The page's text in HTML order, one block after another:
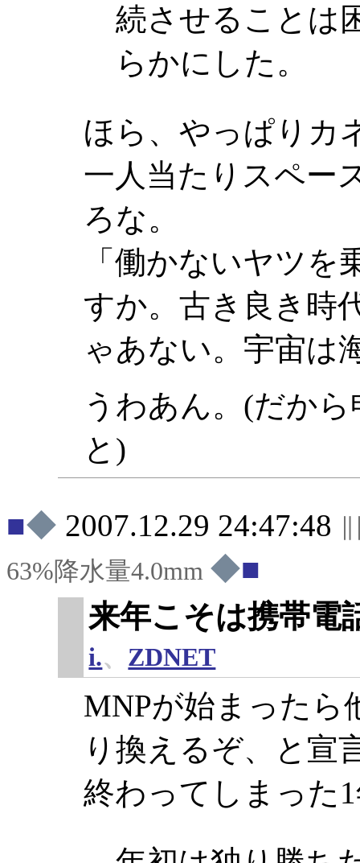
続させることは
らかにした。
ほら、やっぱりカ
一人当たりスペー
ろな。
「働かないヤツ
すか。古き良き時
ゃあない。宇宙は
うわあん。(だか
と)
◆ 2007.12.29 24:47:48
63%降水量4.0mm ◆
来年こそは携帯電
i.、 ZDNET
MNPが始まったら
り換えるぞ、と宣
終わってしまった